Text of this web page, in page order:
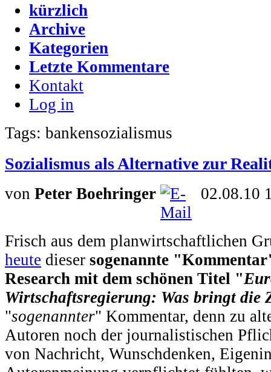
kürzlich
Archive
Kategorien
Letzte Kommentare
Kontakt
Log in
Tags: bankensozialismus
Sozialismus als Alternative zur
von Peter Boehringer 02.08.10
Frisch aus dem planwirtschaftlichen
heute dieser sogenannte
Research mit dem schönen Titel "
Wirtschaftsregierung: Was bringt die
"sogenannter" Kommentar, denn zu
Autoren noch der journalistischen
von Nachricht, Wunschdenken,